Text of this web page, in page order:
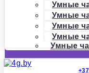
Умные
Умные
Умные
Умные
Умные